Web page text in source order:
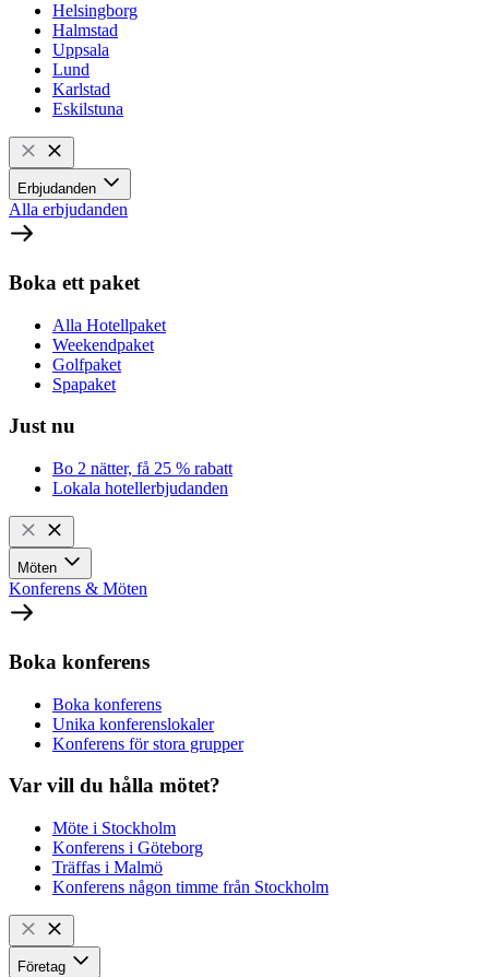
Helsingborg
Halmstad
Uppsala
Lund
Karlstad
Eskilstuna
Erbjudanden
Alla erbjudanden
Boka ett paket
Alla Hotellpaket
Weekendpaket
Golfpaket
Spapaket
Just nu
Bo 2 nätter, få 25 % rabatt
Lokala hotellerbjudanden
Möten
Konferens & Möten
Boka konferens
Boka konferens
Unika konferenslokaler
Konferens för stora grupper
Var vill du hålla mötet?
Möte i Stockholm
Konferens i Göteborg
Träffas i Malmö
Konferens någon timme från Stockholm
Företag